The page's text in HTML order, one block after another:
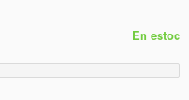
En estoc